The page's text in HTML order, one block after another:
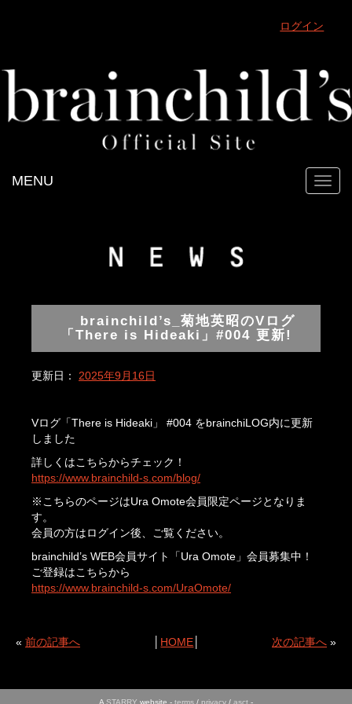
ログイン
MENU
brainchild’s_菊地英昭のVログ
「There is Hideaki」#004 更新!
更新日： 2025年9月16日
Vログ「There is Hideaki」 #004 をbrainchiLOG内に更新
しました
詳しくはこちらからチェック！
https://www.brainchild-s.com/blog/
※こちらのページはUra Omote会員限定ページとなりま
す。
会員の方はログイン後、ご覧ください。
brainchild’s WEB会員サイト「Ura Omote」会員募集中！
ご登録はこちらから
https://www.brainchild-s.com/UraOmote/
« 前の記事へ HOME 次の記事へ »
A STARRY website - terms / privacy / asct -